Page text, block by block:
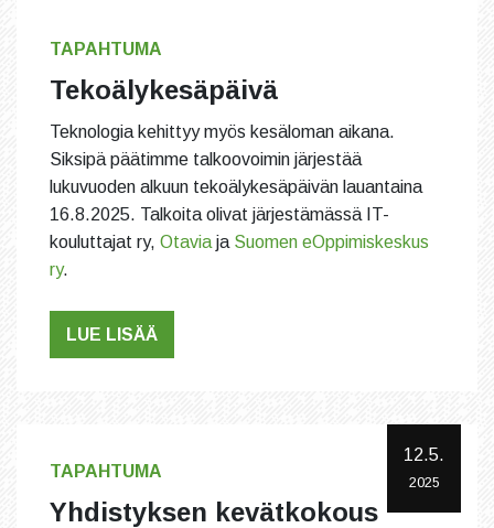
TAPAHTUMA
Tekoälykesäpäivä
Teknologia kehittyy myös kesäloman aikana.
Siksipä päätimme talkoovoimin järjestää
lukuvuoden alkuun tekoälykesäpäivän lauantaina
16.8.2025. Talkoita olivat järjestämässä IT-
kouluttajat ry, Otavia ja Suomen eOppimiskeskus
ry.
LUE LISÄÄ
12.5.
2025
TAPAHTUMA
Yhdistyksen kevätkokous